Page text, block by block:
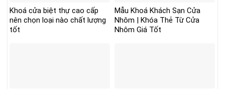
Khoá cửa biệt thự cao cấp
nên chọn loại nào chất lượng
tốt
Mẫu Khoá Khách Sạn Cửa
Nhôm | Khóa Thẻ Từ Cửa
Nhôm Giá Tốt